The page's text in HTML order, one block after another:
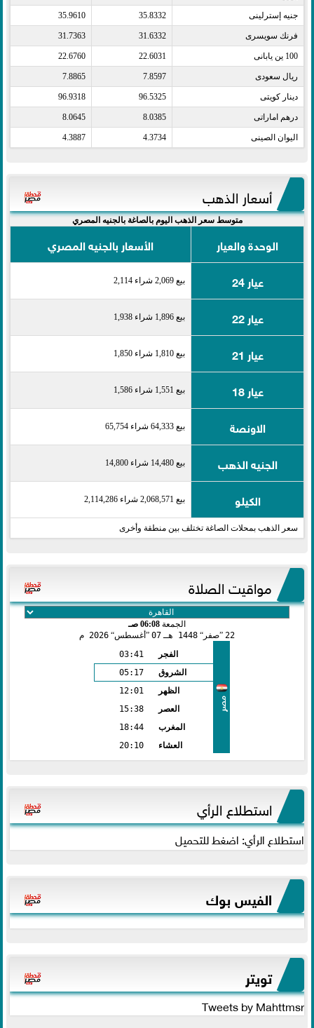
جنيه إسترلينى​ 35.8332
35.9610
فرنك سويسرى​ 31.6332
31.7363
100 ين يابانى​ 22.6031
22.6760
ريال سعودى​ 7.8597
7.8865
دينار كويتى​ 96.5325
96.9318
درهم اماراتى​ 8.0385
8.0645
اليوان الصينى​ 4.3734
4.3887
أسعار الذهب
متوسط سعر الذهب اليوم بالصاغة بالجنيه المصري
الوحدة والعيار
الأسعار بالجنيه المصري
عيار 24
بيع 2,069 شراء 2,114
عيار 22 بيع 1,896 شراء 1,938
عيار 21 بيع 1,810 شراء 1,850
عيار 18 بيع 1,551 شراء 1,586
الاونصة بيع 64,333 شراء 65,754
الجنيه الذهب بيع 14,480 شراء 14,800
الكيلو بيع 2,068,571 شراء 2,114,286
سعر الذهب بمحلات الصاغة تختلف بين منطقة وأخرى
مواقيت الصلاة
الجمعة 06:08 صـ
22 صفر 1448 هـ 07 أغسطس 2026 م
مصر
الفجر
03:41
الشروق
05:17
الظهر
12:01
العصر
15:38
المغرب
18:44
العشاء
20:10
استطلاع الرأي
استطلاع الرأي: اضغط للتحميل
الفيس بوك
تويتر
Tweets by Mahttmsr